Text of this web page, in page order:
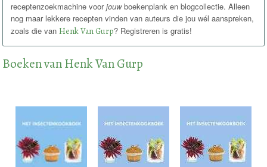
receptenzoekmachine voorjouwboekenplank en blogcollectie. Alleen
nog maar lekkere recepten vinden van auteurs die jou wél aanspreken,
zoals die van Henk Van Gurp? Registreren is gratis!
Boeken van Henk Van Gurp